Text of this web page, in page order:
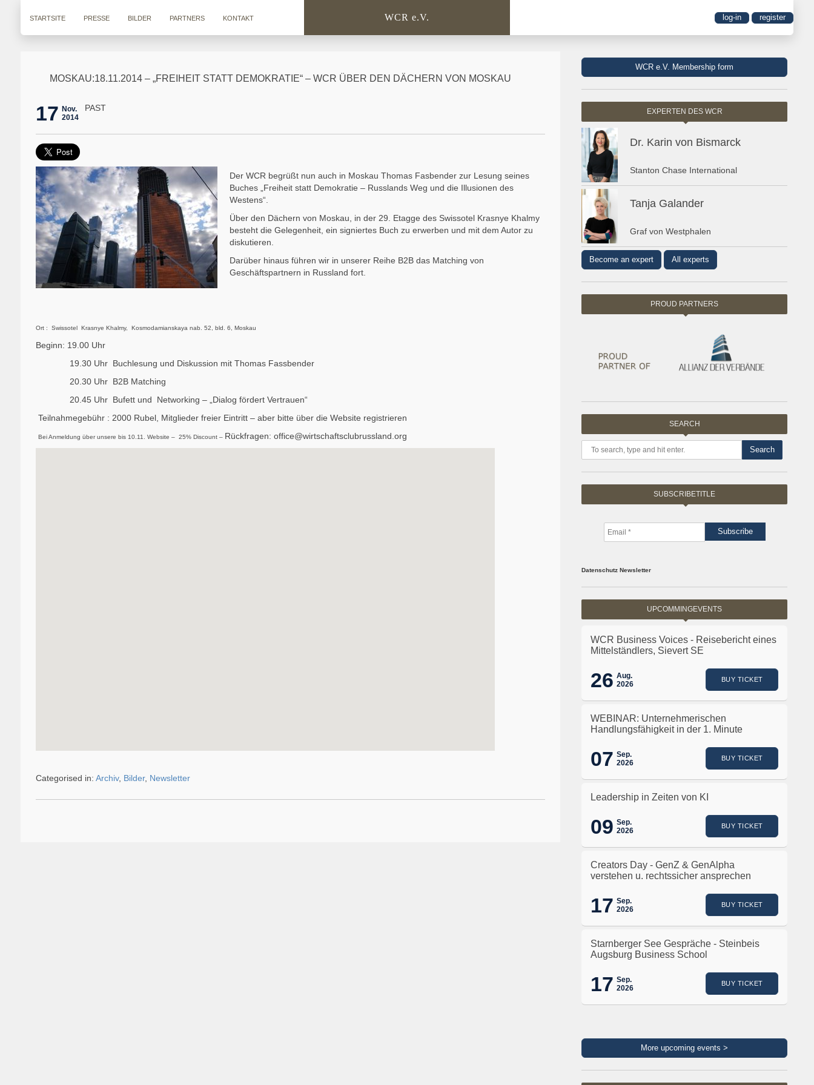
STARTSITE PRESSE BILDER PARTNERS KONTAKT WCR e.V. log-in register
MOSKAU:18.11.2014 – „FREIHEIT STATT DEMOKRATIE“ – WCR ÜBER DEN DÄCHERN VON MOSKAU
17 Nov.
2014
PAST
Der WCR begrüßt nun auch in Moskau Thomas Fasbender zur Lesung seines
Buches „Freiheit statt Demokratie – Russlands Weg und die Illusionen des
Westens“.
Über den Dächern von Moskau, in der 29. Etagge des Swissotel Krasnye Khalmy
besteht die Gelegenheit, ein signiertes Buch zu erwerben und mit dem Autor zu
diskutieren.
Darüber hinaus führen wir in unserer Reihe B2B das Matching von
Geschäftspartnern in Russland fort.
Ort : Swissotel Krasnye Khalmy, Kosmodamianskaya nab. 52, bld. 6, Moskau
Beginn: 19.00 Uhr
19.30 Uhr Buchlesung und Diskussion mit Thomas Fassbender
20.30 Uhr B2B Matching
20.45 Uhr Bufett und Networking – „Dialog fördert Vertrauen“
Teilnahmegebühr : 2000 Rubel, Mitglieder freier Eintritt – aber bitte über die Website registrieren
Bei Anmeldung über unsere bis 10.11. Website – 25% Discount – Rückfragen: office@wirtschaftsclubrussland.org
Categorised in: Archiv, Bilder, Newsletter
WCR e.V. Membership form
EXPERTEN DES WCR
Dr. Karin von Bismarck
Stanton Chase International
Tanja Galander
Graf von Westphalen
Become an expert All experts
PROUD PARTNERS
SEARCH
Search
SUBSCRIBETITLE
Datenschutz Newsletter
UPCOMMINGEVENTS
WCR Business Voices - Reisebericht eines
Mittelständlers, Sievert SE
26 Aug.
2026
BUY TICKET
WEBINAR: Unternehmerischen
Handlungsfähigkeit in der 1. Minute
07 Sep.
2026
BUY TICKET
Leadership in Zeiten von KI
09 Sep.
2026
BUY TICKET
Creators Day - GenZ & GenAlpha
verstehen u. rechtssicher ansprechen
17 Sep.
2026
BUY TICKET
Starnberger See Gespräche - Steinbeis
Augsburg Business School
17 Sep.
2026
BUY TICKET
More upcoming events >